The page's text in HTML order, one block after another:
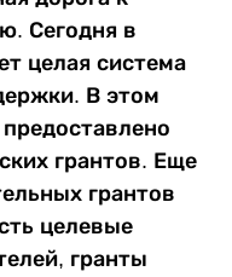
Сегодня в
целая система
В этом
грантов. Еще
грантов
целевые
гранты